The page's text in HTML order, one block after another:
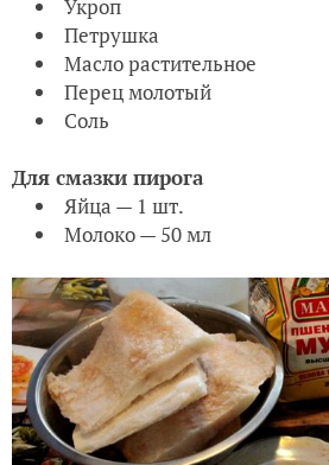
Укроп
Петрушка
Масло растительное
Перец молотый
Соль
Для смазки пирога
Яйца — 1 шт.
Молоко — 50 мл